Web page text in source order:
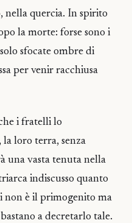
nella quercia. In spirito
la morte: forse sono i
sfocate ombre di
per venir racchiusa
i fratelli lo
loro terra, senza
una vasta tenuta nella
indiscusso quanto
non è il primogenito ma
a decretarlo tale.